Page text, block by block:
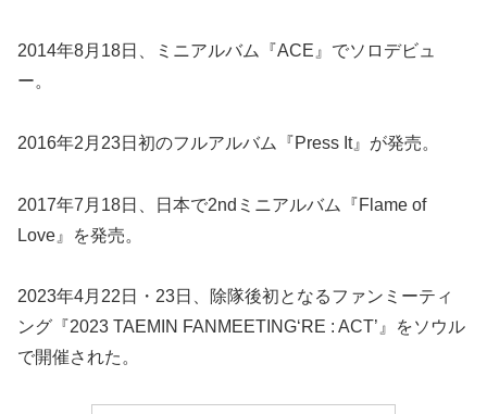
2014年8月18日、ミニアルバム『ACE』でソロデビュ
ー。
2016年2月23日初のフルアルバム『Press It』が発売。
2017年7月18日、日本で2ndミニアルバム『Flame of
Love』を発売。
2023年4月22日・23日、除隊後初となるファンミーティ
ング『2023 TAEMIN FANMEETING‘RE : ACT’』をソウル
で開催された。